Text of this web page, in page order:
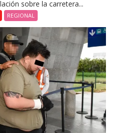
sobre la carretera...
REGIONAL